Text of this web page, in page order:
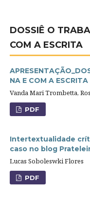
DOSSIÊ O
COM A ESCRITA
NA E COM A ESCRITA
Vanda Mari Trombetta,
PDF
Intertextualidade
caso no blog
Lucas Soboleswki Flores
PDF